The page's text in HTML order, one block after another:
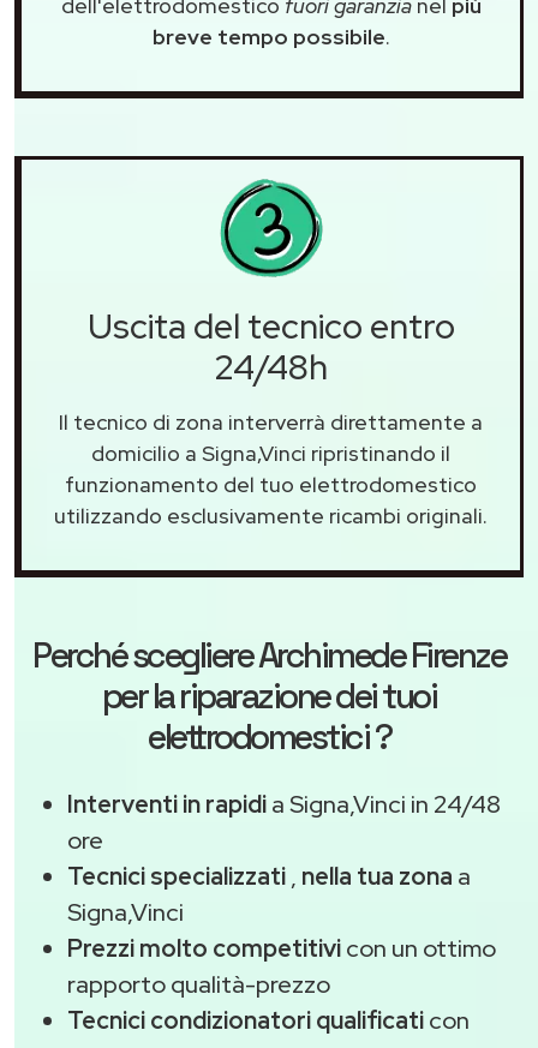
breve tempo possibile.
Uscita del tecnico entro
24/48h
Il tecnico di zona interverrà direttamente a
domicilio a Signa,Vinci ripristinando il
funzionamento del tuo elettrodomestico
utilizzando esclusivamente ricambi originali.
Perché scegliereArchimede Firenze
per la riparazione dei tuoi
elettrodomestici ?
Interventi in rapidia Signa,Vinci in 24/48
ore
Tecnici specializzati, nella tua zona a
Signa,Vinci
Prezzi molto competitivicon un ottimo
rapporto qualità-prezzo
Tecnici condizionatori qualificaticon